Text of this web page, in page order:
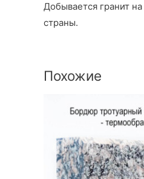
Добывается гранит
страны.
Похожие